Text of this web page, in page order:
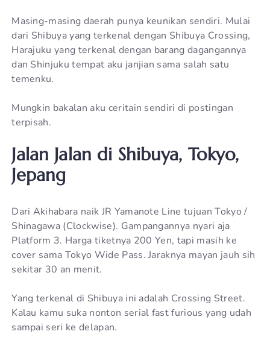
Masing-masing daerah punya keunikan sendiri. Mulai
dari Shibuya yang terkenal dengan Shibuya Crossing,
Harajuku yang terkenal dengan barang dagangannya
dan Shinjuku tempat aku janjian sama salah satu
temenku.
Mungkin bakalan aku ceritain sendiri di postingan
terpisah.
Jalan Jalan di Shibuya, Tokyo,
Jepang
Dari Akihabara naik JR Yamanote Line tujuan Tokyo /
Shinagawa (Clockwise). Gampangannya nyari aja
Platform 3. Harga tiketnya 200 Yen, tapi masih ke
cover sama Tokyo Wide Pass. Jaraknya mayan jauh sih
sekitar 30 an menit.
Yang terkenal di Shibuya ini adalah Crossing Street.
Kalau kamu suka nonton serial fast furious yang udah
sampai seri ke delapan.